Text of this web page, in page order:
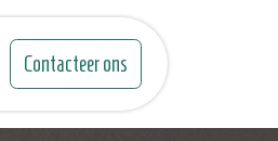
Contacteer ons